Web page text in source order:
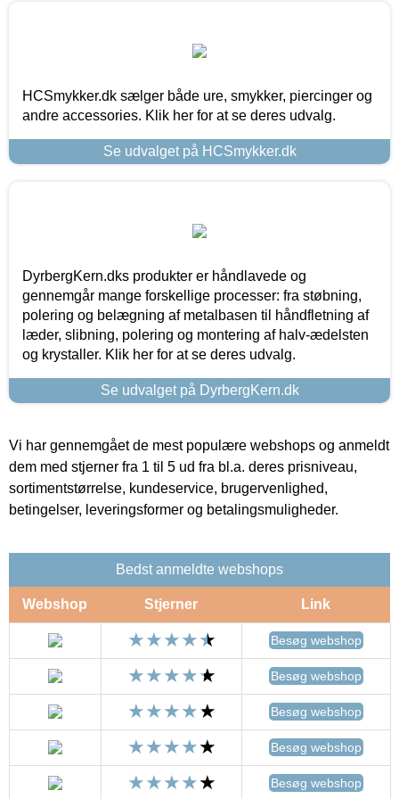
HCSmykker.dk sælger både ure, smykker, piercinger og
andre accessories. Klik her for at se deres udvalg.
Se udvalget på HCSmykker.dk
DyrbergKern.dks produkter er håndlavede og
gennemgår mange forskellige processer: fra støbning,
polering og belægning af metalbasen til håndfletning af
læder, slibning, polering og montering af halv-ædelsten
og krystaller. Klik her for at se deres udvalg.
Se udvalget på DyrbergKern.dk
Vi har gennemgået de mest populære webshops og anmeldt
dem med stjerner fra 1 til 5 ud fra bl.a. deres prisniveau,
sortimentstørrelse, kundeservice, brugervenlighed,
betingelser, leveringsformer og betalingsmuligheder.
Bedst anmeldte webshops
Webshop Stjerner Link
Besøg webshop
Besøg webshop
Besøg webshop
Besøg webshop
Besøg webshop